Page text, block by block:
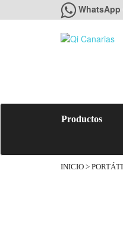
WhatsApp
Productos
INICIO >